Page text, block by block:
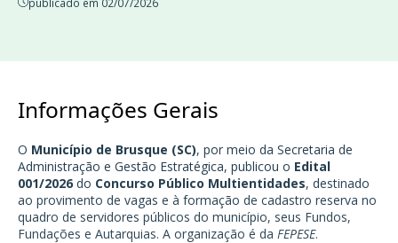
Informações Gerais
O Município de Brusque (SC), por meio da Secretaria de
Administração e Gestão Estratégica, publicou o Edital
001/2026 do Concurso Público Multientidades, destinado
ao provimento de vagas e à formação de cadastro reserva no
quadro de servidores públicos do município, seus Fundos,
Fundações e Autarquias. A organização é da FEPESE.